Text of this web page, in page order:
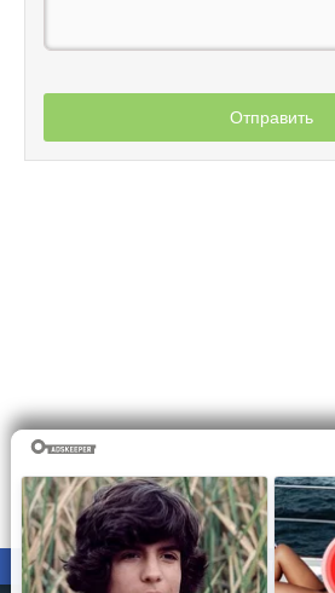
Отправить
ПРАВООБЛАДАТЕЛЯМ ПОЛИТИКА